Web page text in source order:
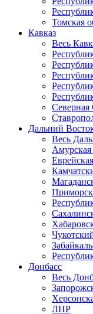
Томская
Кавказ
Весь
Северная
Дальний
Весь
Амурская
Донбасс
Весь
ЛНР